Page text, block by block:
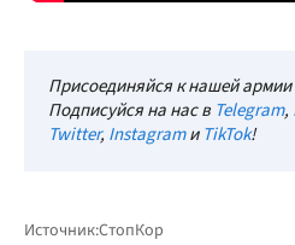
Присоединяйся к нашей
Подписуйся на нас в Telegram,
Twitter, InstagramиTikTok!
Источник:СтопКор